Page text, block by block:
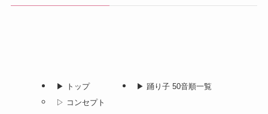
▶︎ トップ
▷ コンセプト
▶︎ 踊り子 50音順一覧